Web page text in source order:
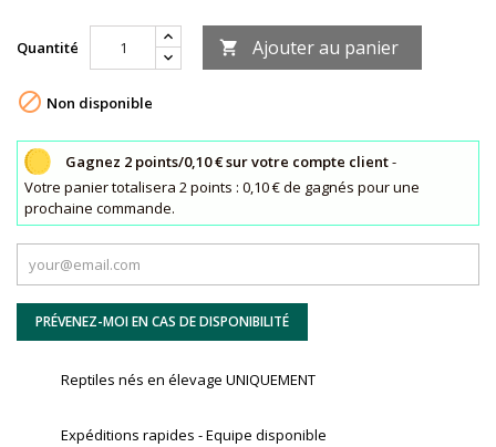
Quantité  Ajouter au panier
 Non disponible
Gagnez 2 points/0,10 € sur votre compte client-
Votre panier totalisera 2 points : 0,10 € de gagnés pour une
prochaine commande.
PRÉVENEZ-MOI EN CAS DE DISPONIBILITÉ
Reptiles nés en élevage UNIQUEMENT
Expéditions rapides - Equipe disponible